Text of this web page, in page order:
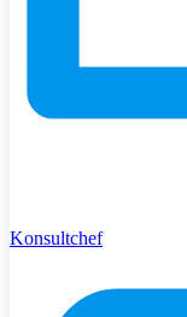
Konsultchef